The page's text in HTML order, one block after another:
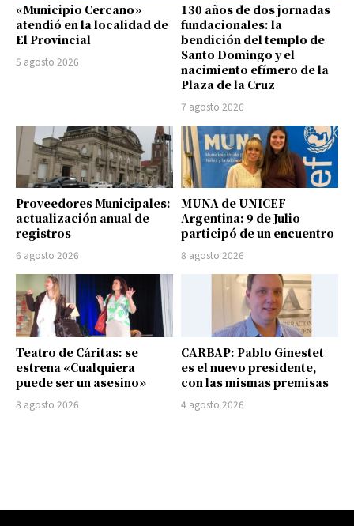
«Municipio Cercano»
atendió en la localidad de
El Provincial
5 agosto 2026
130 años de dos jornadas
fundacionales: la
bendición del templo de
Santo Domingo y el
nacimiento efímero de la
Plaza de la Cruz
7 agosto 2026
Proveedores Municipales:
actualización anual de
registros
6 agosto 2026
MUNA de UNICEF
Argentina: 9 de Julio
participó de un encuentro
8 agosto 2026
Teatro de Cáritas: se
estrena «Cualquiera
puede ser un asesino»
8 agosto 2026
CARBAP: Pablo Ginestet
es el nuevo presidente,
con las mismas premisas
4 agosto 2026